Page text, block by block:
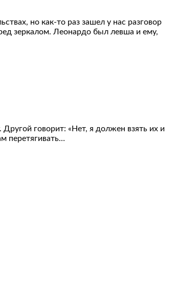
но как-то раз зашел у нас разговор
зеркалом. Леонардо был левша и ему,
говорит: «Нет, я должен взять их и
перетягивать…